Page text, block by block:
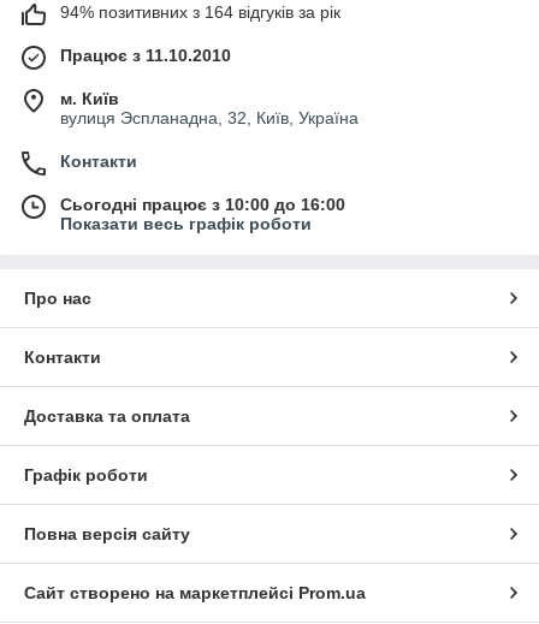
94% позитивних з 164 відгуків за рік
Працює з 11.10.2010
м. Київ
вулиця Эспланадна, 32, Київ, Україна
Контакти
Сьогодні працює з 10:00 до 16:00
Показати весь графік роботи
Про нас
Контакти
Доставка та оплата
Графік роботи
Повна версія сайту
Сайт створено на маркетплейсі Prom.ua